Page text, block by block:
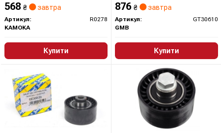
568 ₴ завтра
Артикул:
R0278
KAMOKA
Купити
876 ₴ завтра
Артикул:
GT30610
GMB
Купити